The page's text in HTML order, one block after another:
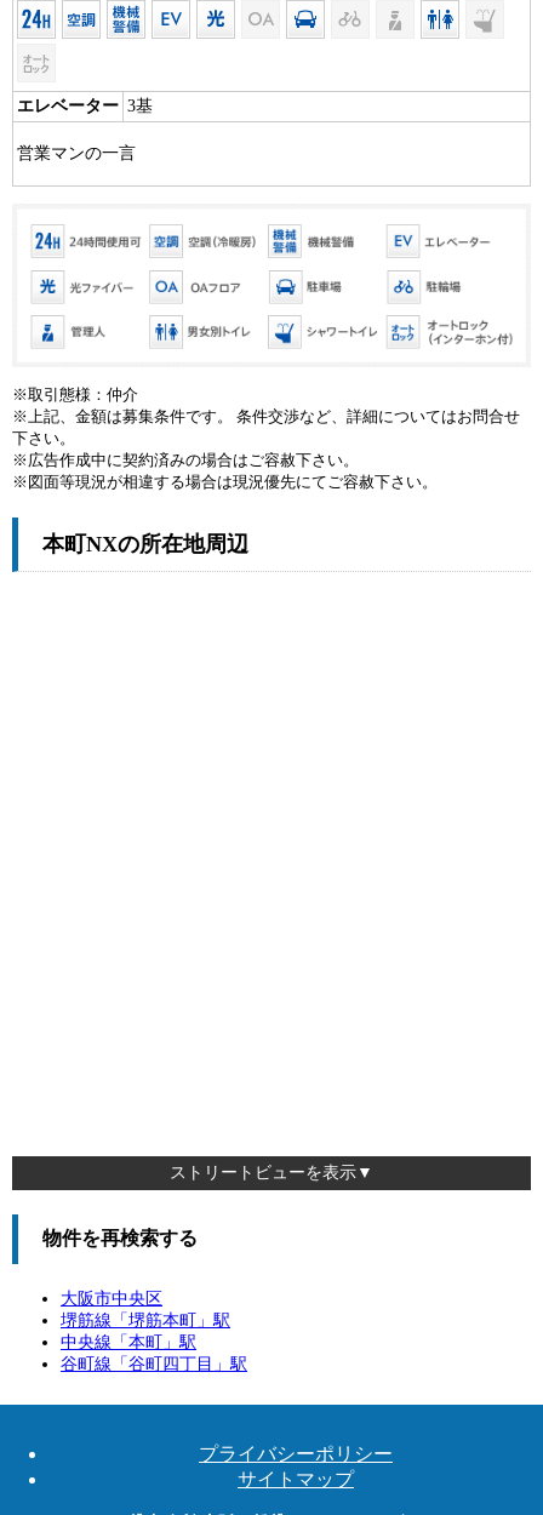
エレベーター 3基
営業マンの一言
※取引態様：仲介
※上記、金額は募集条件です。 条件交渉など、詳細についてはお問合せ
下さい。
※広告作成中に契約済みの場合はご容赦下さい。
※図面等現況が相違する場合は現況優先にてご容赦下さい。
本町NXの所在地周辺
ストリートビューを表示▼
物件を再検索する
大阪市中央区
堺筋線「 堺筋本町
」駅
中央線「 本町
」駅
谷町線「 谷町四丁目 」駅
プライバシーポリシー
サイトマップ